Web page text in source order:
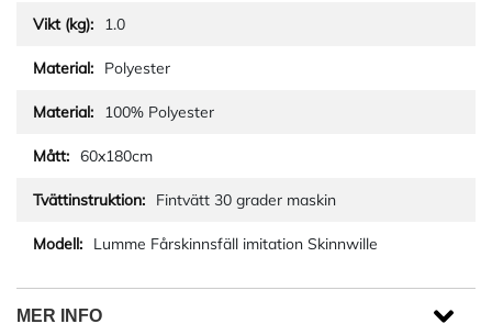
1.0
Polyester
100% Polyester
60x180cm
Fintvätt 30 grader maskin
Lumme Fårskinnsfäll imitation Skinnwille
MER INFO